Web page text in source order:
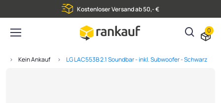
Kostenloser Versand ab 50,- €
0
Kein Ankauf LG LAC553B 2.1 Soundbar - inkl. Subwoofer - Schwarz